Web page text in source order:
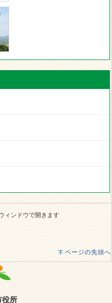
ィンドウで開きます
ページの先頭へ
役所